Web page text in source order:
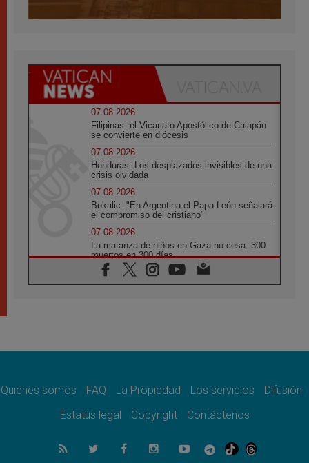
07.08.2026
Filipinas: el Vicariato Apostólico de Calapán
se convierte en diócesis
07.08.2026
Honduras: Los desplazados invisibles de una
crisis olvidada
07.08.2026
Bokalic: "En Argentina el Papa León señalará
el compromiso del cristiano"
07.08.2026
La matanza de niños en Gaza no cesa: 300
muertos en 300 días
07.08.2026
Tagle: La guerra desfigura el mundo, solo la
como misión al servicio del Evangelio
SIGNIS 2026, dar voz a las religiosas en el
07.08.2026
Lanzan un proyecto de empoderamiento
Quiénes somos FAQ La Propiedad Los servicios
Difusión
Estatus legal
Copyright Contáctenos